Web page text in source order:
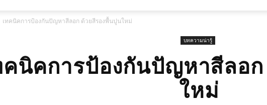
เทคนิคการป้องกันปัญหาสีลอก ด้วยสีรองพื้นปูนใหม่
บทความน่ารู้
คนิคการป้องกันปัญหาสีลอ
ใหม่